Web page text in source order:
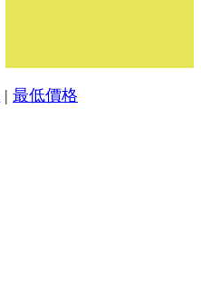
| 最低價格